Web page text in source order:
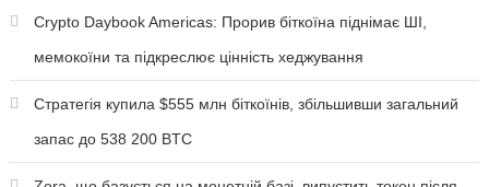
Crypto Daybook Americas: Прорив біткоїна піднімає ШІ,
мемокоїни та підкреслює цінність хеджування
Стратегія купила $555 млн біткоїнів, збільшивши загальний
запас до 538 200 BTC